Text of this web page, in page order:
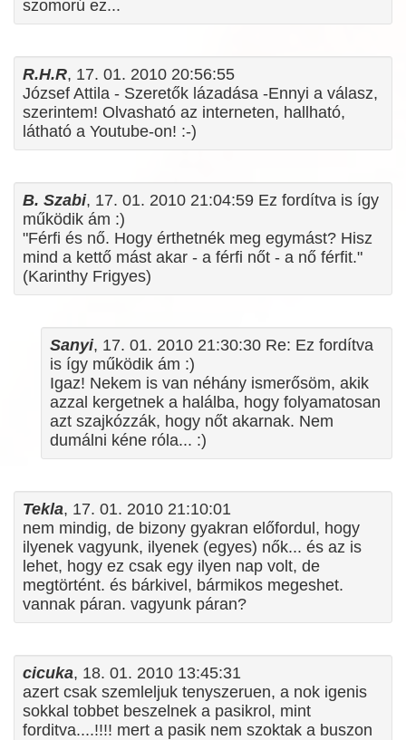
szomorú ez...
R.H.R, 17. 01. 2010 20:56:55
József Attila - Szeretők lázadása -Ennyi a válasz,
szerintem! Olvasható az interneten, hallható,
látható a Youtube-on! :-)
B. Szabi, 17. 01. 2010 21:04:59 Ez fordítva is így
működik ám :)
"Férfi és nő. Hogy érthetnék meg egymást? Hisz
mind a kettő mást akar - a férfi nőt - a nő férfit."
(Karinthy Frigyes)
Sanyi, 17. 01. 2010 21:30:30 Re: Ez fordítva
is így működik ám :)
Igaz! Nekem is van néhány ismerősöm, akik
azzal kergetnek a halálba, hogy folyamatosan
azt szajkózzák, hogy nőt akarnak. Nem
dumálni kéne róla... :)
Tekla, 17. 01. 2010 21:10:01
nem mindig, de bizony gyakran előfordul, hogy
ilyenek vagyunk, ilyenek (egyes) nők... és az is
lehet, hogy ez csak egy ilyen nap volt, de
megtörtént. és bárkivel, bármikos megeshet.
vannak páran. vagyunk páran?
cicuka, 18. 01. 2010 13:45:31
azert csak szemleljuk tenyszeruen, a nok igenis
sokkal tobbet beszelnek a pasikrol, mint
forditva....!!!! mert a pasik nem szoktak a buszon